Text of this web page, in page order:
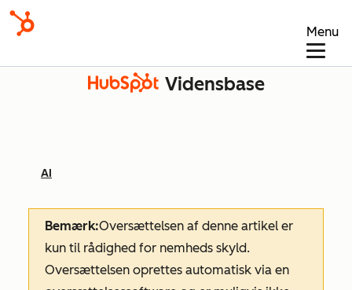
Menu
Vidensbase
AI
Bemærk:Oversættelsen af denne artikel er
kun til rådighed for nemheds skyld.
Oversættelsen oprettes automatisk via en